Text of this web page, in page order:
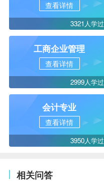
查看详情
3321人学过
工商企业管理
查看详情
2999人学过
会计专业
查看详情
3950人学过
相关问答